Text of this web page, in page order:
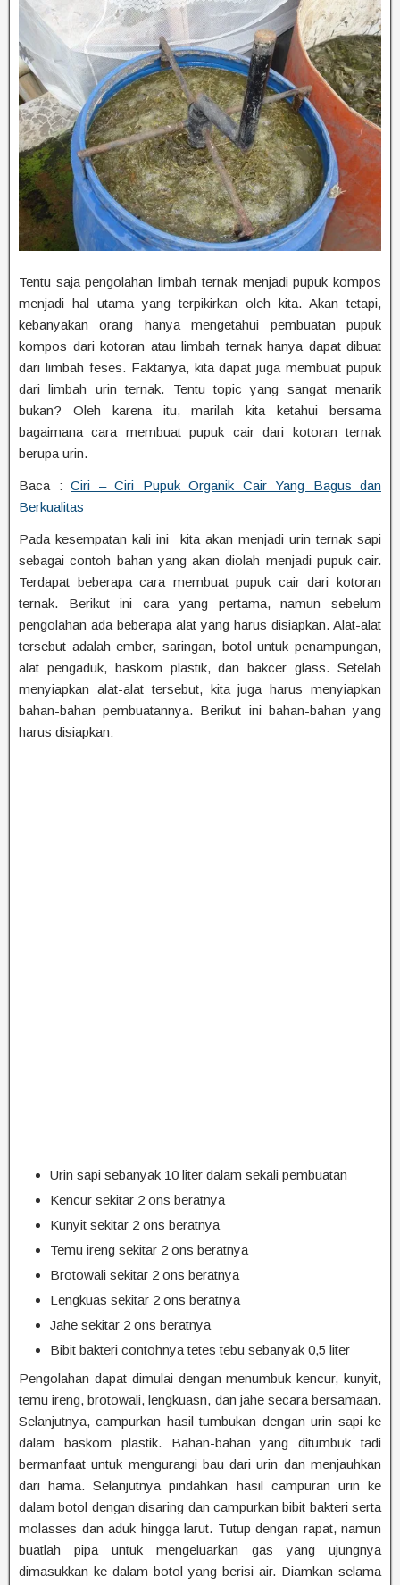
Tentu saja pengolahan limbah ternak menjadi pupuk kompos
menjadi hal utama yang terpikirkan oleh kita. Akan tetapi,
kebanyakan orang hanya mengetahui pembuatan pupuk
kompos dari kotoran atau limbah ternak hanya dapat dibuat
dari limbah feses. Faktanya, kita dapat juga membuat pupuk
dari limbah urin ternak. Tentu topic yang sangat menarik
bukan? Oleh karena itu, marilah kita ketahui bersama
bagaimana cara membuat pupuk cair dari kotoran ternak
berupa urin.
Baca : Ciri – Ciri Pupuk Organik Cair Yang Bagus dan
Berkualitas
Pada kesempatan kali ini kita akan menjadi urin ternak sapi
sebagai contoh bahan yang akan diolah menjadi pupuk cair.
Terdapat beberapa cara membuat pupuk cair dari kotoran
ternak. Berikut ini cara yang pertama, namun sebelum
pengolahan ada beberapa alat yang harus disiapkan. Alat-alat
tersebut adalah ember, saringan, botol untuk penampungan,
alat pengaduk, baskom plastik, dan bakcer glass. Setelah
menyiapkan alat-alat tersebut, kita juga harus menyiapkan
bahan-bahan pembuatannya. Berikut ini bahan-bahan yang
harus disiapkan:
Urin sapi sebanyak 10 liter dalam sekali pembuatan
Kencur sekitar 2 ons beratnya
Kunyit sekitar 2 ons beratnya
Temu ireng sekitar 2 ons beratnya
Brotowali sekitar 2 ons beratnya
Lengkuas sekitar 2 ons beratnya
Jahe sekitar 2 ons beratnya
Bibit bakteri contohnya tetes tebu sebanyak 0,5 liter
Pengolahan dapat dimulai dengan menumbuk kencur, kunyit,
temu ireng, brotowali, lengkuasn, dan jahe secara bersamaan.
Selanjutnya, campurkan hasil tumbukan dengan urin sapi ke
dalam baskom plastik. Bahan-bahan yang ditumbuk tadi
bermanfaat untuk mengurangi bau dari urin dan menjauhkan
dari hama. Selanjutnya pindahkan hasil campuran urin ke
dalam botol dengan disaring dan campurkan bibit bakteri serta
molasses dan aduk hingga larut. Tutup dengan rapat, namun
buatlah pipa untuk mengeluarkan gas yang ujungnya
dimasukkan ke dalam botol yang berisi air. Diamkan selama